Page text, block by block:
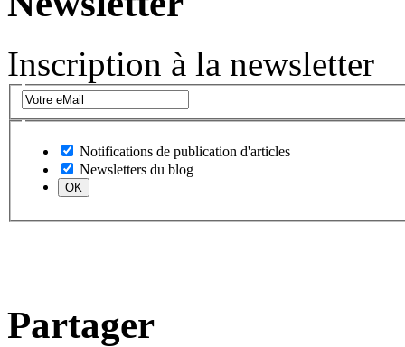
Inscription à la newsletter
Notifications de publication d'articles
Newsletters du blog
Partager